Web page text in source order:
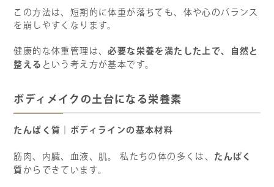
この方法は、短期的に体重が落ちても、体や心のバランス
を崩しやすくなります。
健康的な体重管理は、必要な栄養を満たした上で、自然と
整える という考え方が基本です。
ボディメイクの土台になる栄養素
たんぱく質｜ボディラインの基本材料
筋肉、内臓、血液、肌。 私たちの体の多くは、 たんぱく
質 からできています。